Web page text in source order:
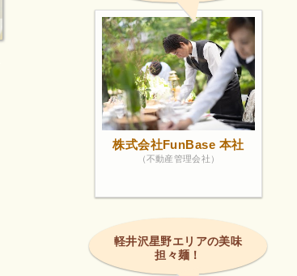
株式会社FunBase 本社
（不動産管理会社）
軽井沢星野エリアの美味
担々麺！